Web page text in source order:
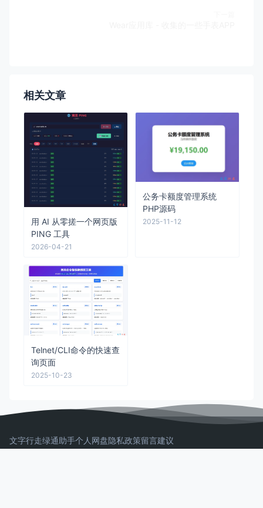
相关文章
用 AI 从零搓一个网页版
PING 工具
2026-04-21
公务卡额度管理系统
PHP源码
2025-11-12
Telnet/CLI命令的快速查
询页面
2025-10-23
文字行走绿通助手个人网盘隐私政策留言建议